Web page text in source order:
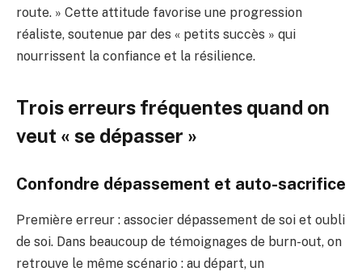
route. » Cette attitude favorise une progression
réaliste, soutenue par des « petits succès » qui
nourrissent la confiance et la résilience.
Trois erreurs fréquentes quand on
veut « se dépasser »
Confondre dépassement et auto-sacrifice
Première erreur : associer dépassement de soi et oubli
de soi. Dans beaucoup de témoignages de burn-out, on
retrouve le même scénario : au départ, un